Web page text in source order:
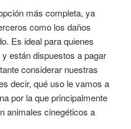
más completa, ya
como los daños
Es ideal para quienes
están dispuestos a pagar
considerar nuestras
decir, qué uso le vamos a
por la que principalmente
animales cinegéticos a